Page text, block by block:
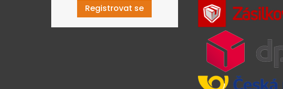
Registrovat se